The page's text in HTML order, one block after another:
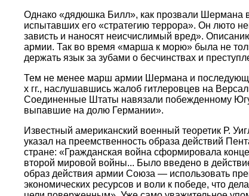
Однако «дядюшка Билл», как прозвали Шермана
испытавших его «стратегию террора». Он люто
зависть и наносят неисчислимый вред».
армии. Так во время «марша к морю» была не
держать язык за зубами о бесчинствах и
Тем не менее марш армии Шермана и
х гг., наслушавшись жалоб гитлеровцев на
Соединенные Штаты навязали побежденному Югу
выпавшие на долю Германии».
Известный американский военный теоретик Р.
указал на преемственность образа действий
стране: «Гражданская война сформировала
второй мировой войны... Было введено в
образ действия армии Союза — использовать
экономических ресурсов и воли к победе, что